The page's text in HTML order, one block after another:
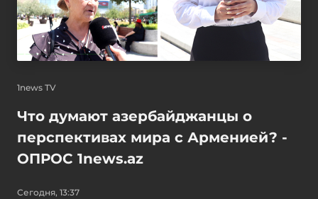
1news TV
Что думают азербайджанцы о
перспективах мира с Арменией? -
ОПРОС 1news.az
Сегодня, 13:37